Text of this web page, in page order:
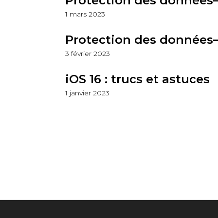
1 mars 2023
Protection des
3 février 2023
iOS 16 : trucs et astuces
1 janvier 2023